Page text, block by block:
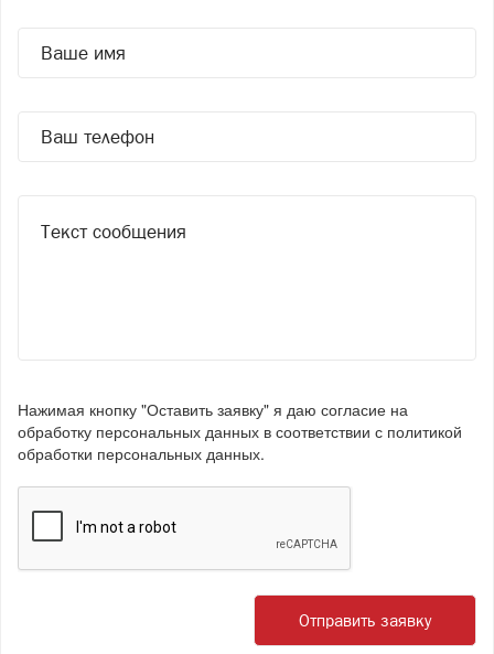
Нажимая кнопку "Оставить заявку" я даю согласие на
обработку персональных данных в соответствии с политикой
обработки персональных данных.